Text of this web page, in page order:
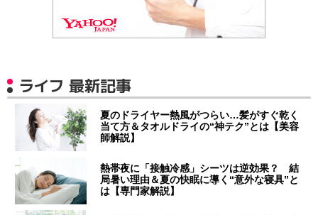
ライフ 最新記事
夏のドライヤー熱風がつらい…髪がすぐ乾く
当て方＆タオルドライの“神テク”とは【美容
師解説】
熱帯夜に「接触冷感」シーツは逆効果？ 結
局暑い理由＆夏の快眠に導く“意外な寝具”と
は【専門家解説】